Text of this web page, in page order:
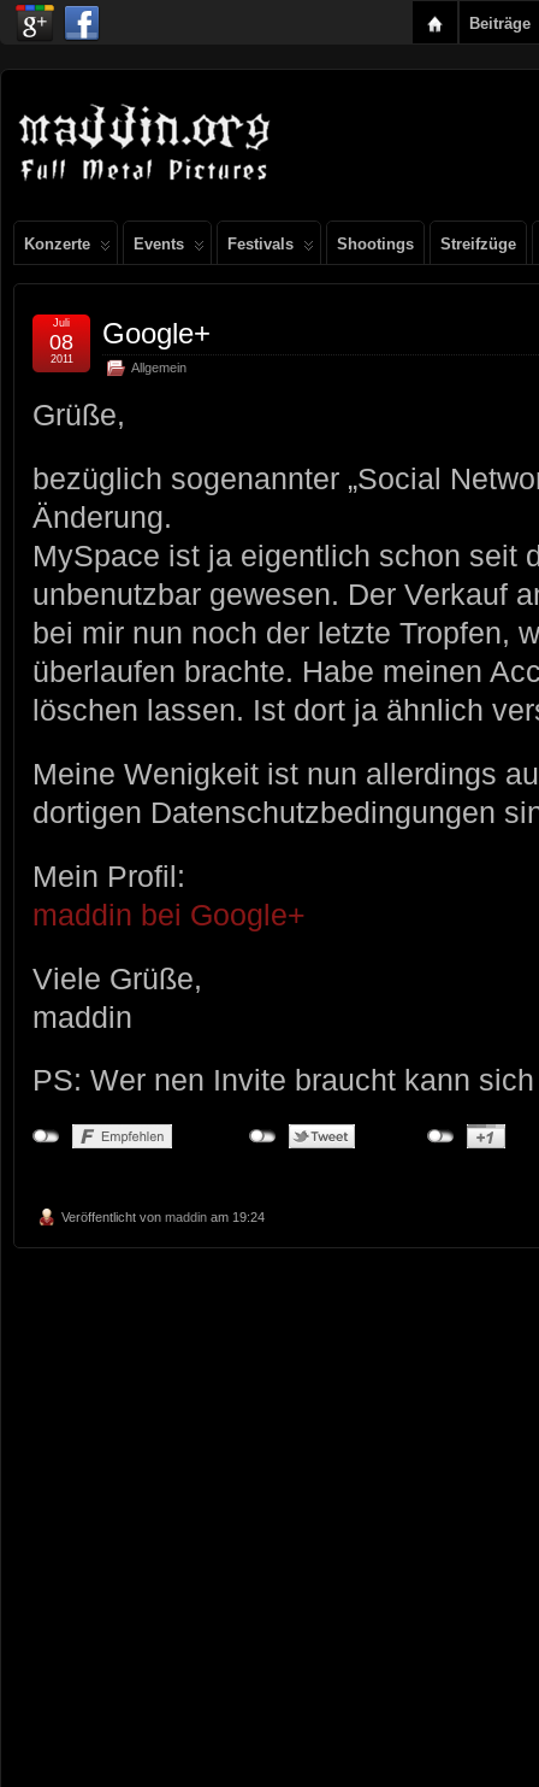
Beiträge
Konzerte Events Festivals Shootings Streifzüge
Google+
Allgemein
Juli
08
2011
Grüße,
bezüglich sogenannter „Social
Änderung.
MySpace ist ja eigentlich schon seit
unbenutzbar gewesen. Der Verkauf
bei mir nun noch der letzte Tropfen,
überlaufen brachte. Habe meinen
löschen lassen. Ist dort ja ähnlich
Meine Wenigkeit ist nun allerdings
dortigen Datenschutzbedingungen
Mein Profil:
maddin bei Google+
Viele Grüße,
maddin
PS: Wer nen Invite braucht kann
Veröffentlicht von maddin am 19:24